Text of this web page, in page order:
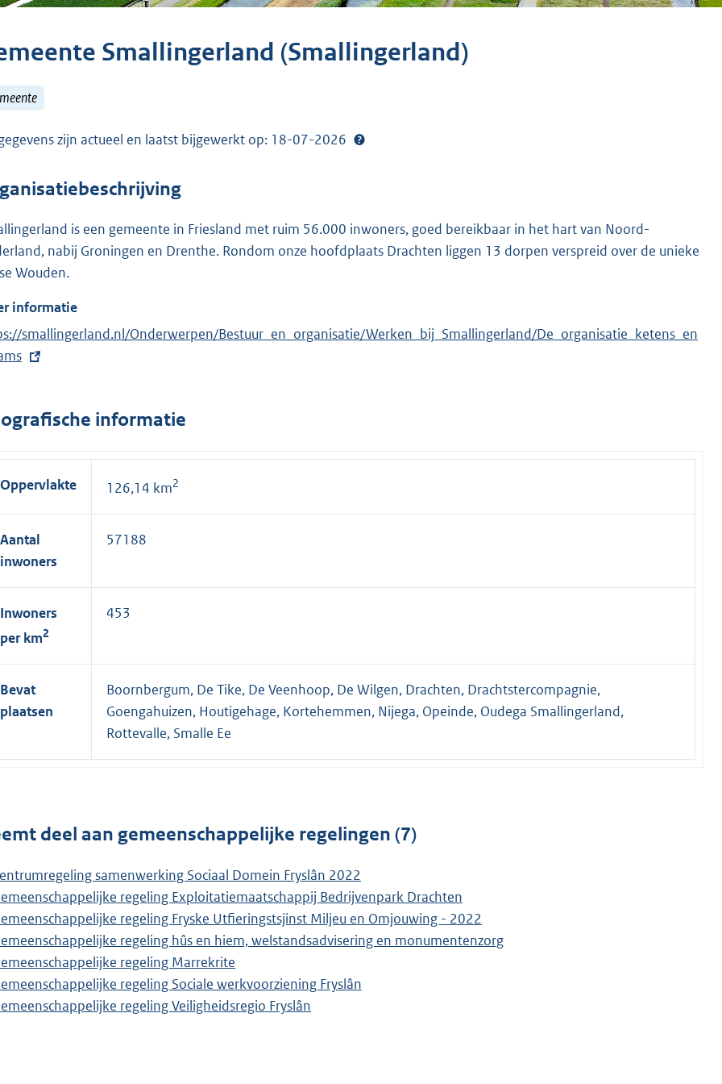
Smallingerland (Smallingerland)
zijn actueel en laatst bijgewerkt op: 18-07-2026
is een gemeente in Friesland met ruim 56.000 inwoners, goed bereikbaar in het hart van Noord-
nabij Groningen en Drenthe. Rondom onze hoofdplaats Drachten liggen 13 dorpen verspreid over de unieke
Wouden.
informatie
smallingerland.nl/Onderwerpen/Bestuur_en_organisatie/Werken_bij_Smallingerland/De_organisatie_ketens_en
informatie
Oppervlakte 126,14 km2
Aantal
inwoners
57188
Inwoners
per km2
453
Bevat
plaatsen
Boornbergum, De Tike, De Veenhoop, De Wilgen, Drachten, Drachtstercompagnie,
Goengahuizen, Houtigehage, Kortehemmen, Nijega, Opeinde, Oudega Smallingerland,
Rottevalle, Smalle Ee
deel aan gemeenschappelijke regelingen (7)
samenwerking Sociaal Domein Fryslân 2022
regeling Exploitatiemaatschappij Bedrijvenpark Drachten
regeling Fryske Utfieringstsjinst Miljeu en Omjouwing - 2022
regeling hûs en hiem, welstandsadvisering en monumentenzorg
regeling Marrekrite
regeling Sociale werkvoorziening Fryslân
regeling Veiligheidsregio Fryslân